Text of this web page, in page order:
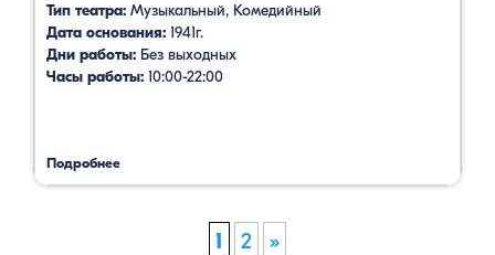
Тип театра: Музыкальный, Комедийный
Дата основания: 1941г.
Дни работы: Без выходных
Часы работы: 10:00-22:00
Подробнее
1 2 »